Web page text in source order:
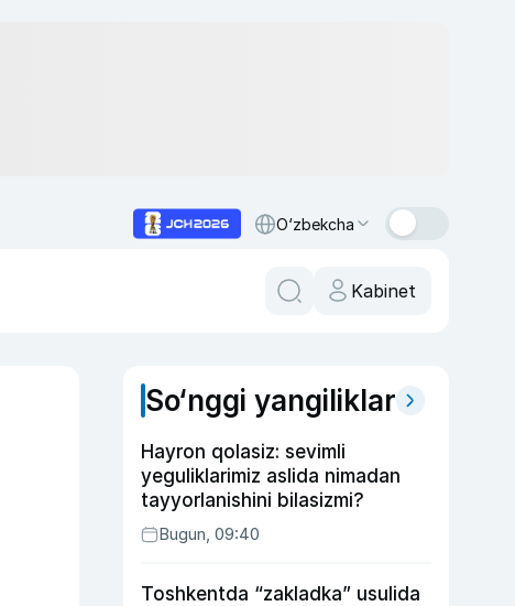
O‘zbekcha
Kabinet
So‘nggi yangiliklar
Hayron qolasiz: sevimli
yeguliklarimiz aslida nimadan
tayyorlanishini bilasizmi?
Bugun, 09:40
Toshkentda “zakladka” usulida